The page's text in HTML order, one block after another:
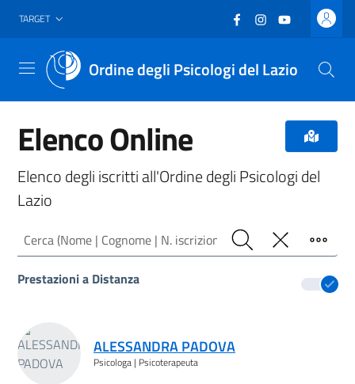
Vai al header
Vai al contenuto principale
Vai al footer
TARGET Facebook
(nuova scheda -
Instagram
(nuova scheda
YouTube
(nuova
Ordine degli Psicologi del Lazio
Menu
Elenco Online
Elenco degli iscritti all'Ordine degli Psicologi del
Lazio
Cerca (Nome | Cognome | N. iscrizione)
Cerca PulisciFiltro
Prestazioni a Distanza
ALESSANDRA PADOVA
Psicologa | Psicoterapeuta